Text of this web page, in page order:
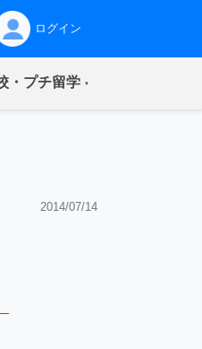
ログイン
・プチ留学(current)
2014/07/14